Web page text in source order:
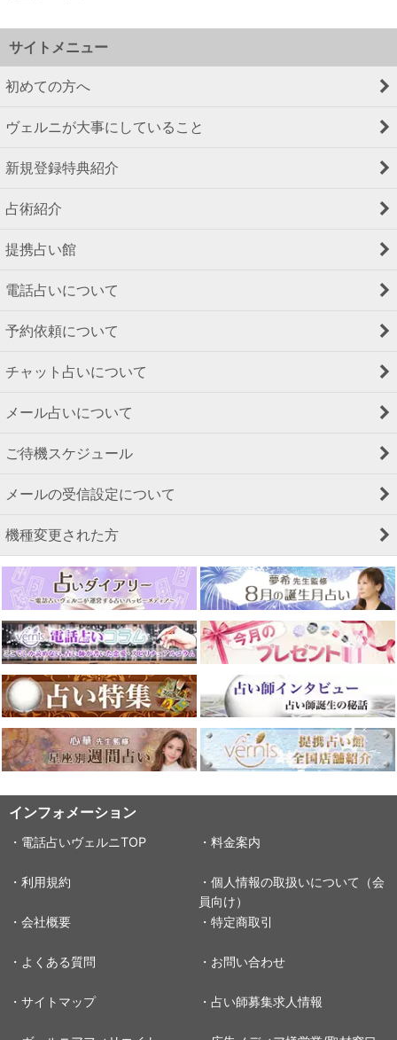
サイトメニュー
初めての方へ
ヴェルニが大事にしていること
新規登録特典紹介
占術紹介
提携占い館
電話占いについて
予約依頼について
チャット占いについて
メール占いについて
ご待機スケジュール
メールの受信設定について
機種変更された方
インフォメーション
・電話占いヴェルニTOP ・料金案内
・利用規約
・個人情報の取扱いについて（会
員向け）
・会社概要
・特定商取引
・よくある質問 ・お問い合わせ
・サイトマップ ・占い師募集求人情報